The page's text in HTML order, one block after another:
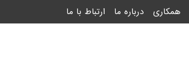
همکاری درباره ما ارتباط با ما